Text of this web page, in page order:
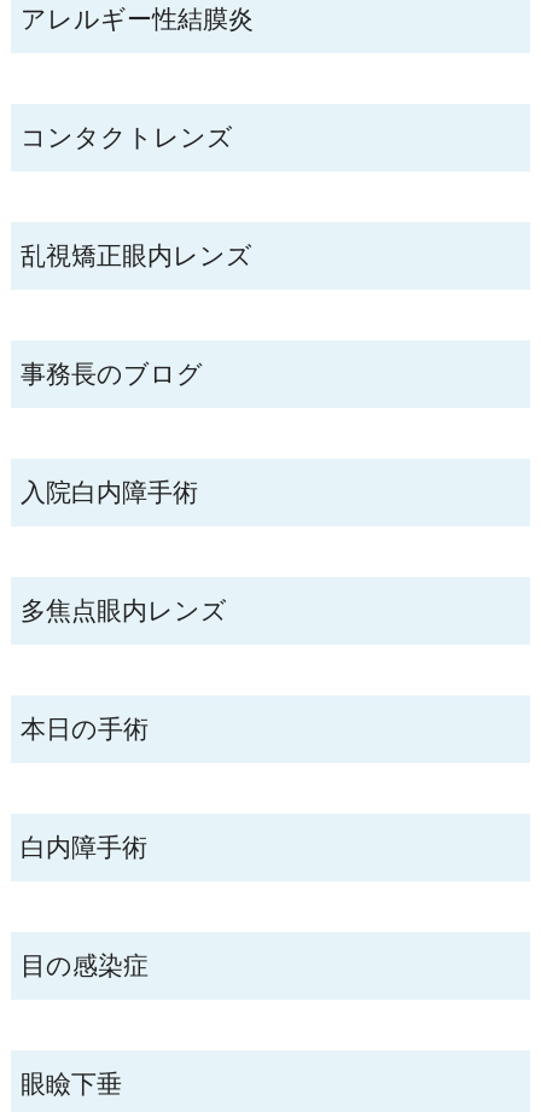
アレルギー性結膜炎
コンタクトレンズ
乱視矯正眼内レンズ
事務長のブログ
入院白内障手術
多焦点眼内レンズ
本日の手術
白内障手術
目の感染症
眼瞼下垂